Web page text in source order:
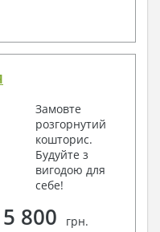
Замовте
розгорнутий
кошторис.
Будуйте з
вигодою для
себе!
5 800 грн.